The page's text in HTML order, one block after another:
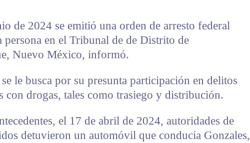
de 2024 se emitió una orden de arresto federal
persona en el Tribunal de de Distrito de
Nuevo México, informó.
le busca por su presunta participación en delitos
con drogas, tales como trasiego y distribución.
el 17 de abril de 2024, autoridades de
detuvieron un automóvil que conducía Gonzales,